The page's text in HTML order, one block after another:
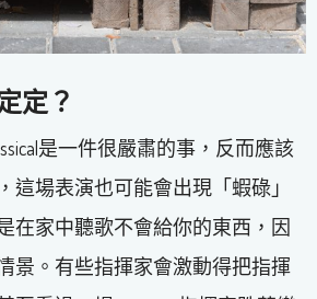
定？
是一件很嚴肅的事，反而應該
這場表演也可能會出現「蝦碌」
在家中聽歌不會給你的東西，因
景。有些指揮家會激動得把指揮